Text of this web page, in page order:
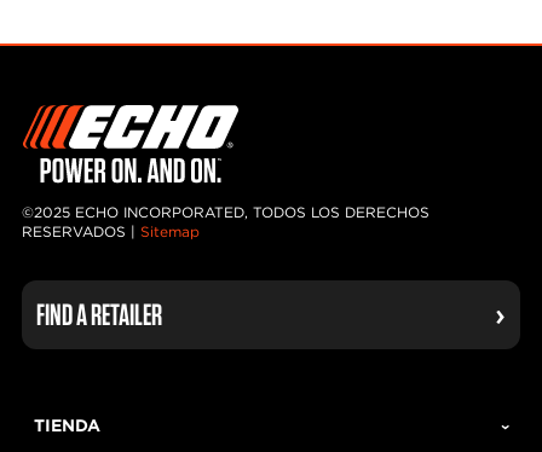
©2025 ECHO INCORPORATED, TODOS LOS DERECHOS
RESERVADOS | Sitemap
FIND A RETAILER
TIENDA